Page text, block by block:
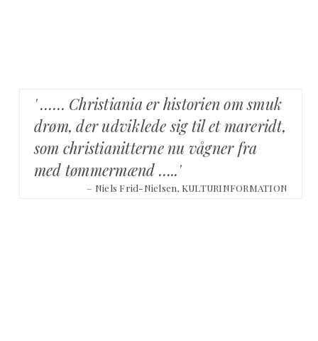
' …… Christiania er historien om smuk
drøm, der udviklede sig til et mareridt,
som christianitterne nu vågner fra
med tømmermænd …..'
– Niels Frid-Nielsen, KULTURINFORMATION